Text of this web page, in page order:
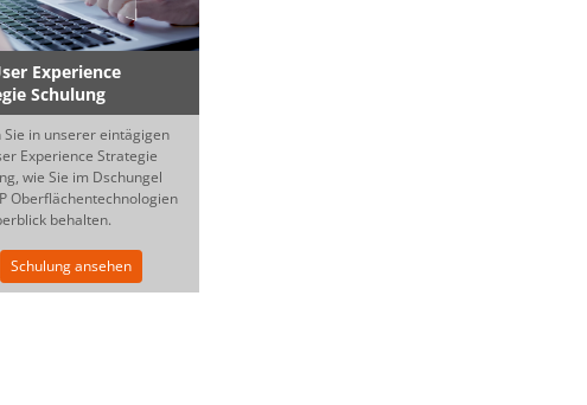
Experience
Schulung
Sie in unserer eintägigen
Experience Strategie
wie Sie im Dschungel
Oberflächentechnologien
behalten.
Schulung ansehen